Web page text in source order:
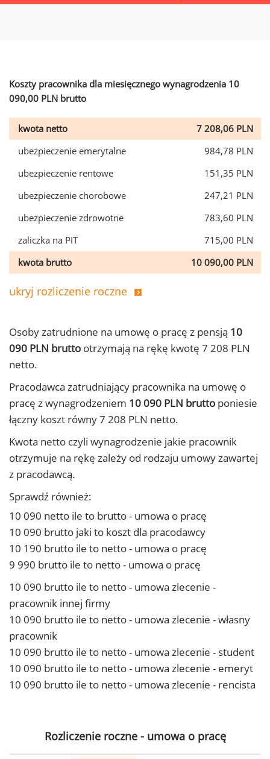
Koszty pracownika dla miesięcznego wynagrodzenia 10
090,00 PLN brutto
kwota netto
7 208,06 PLN
ubezpieczenie emerytalne
984,78 PLN
ubezpieczenie rentowe
151,35 PLN
ubezpieczenie chorobowe
247,21 PLN
ubezpieczenie zdrowotne
783,60 PLN
zaliczka na PIT
715,00 PLN
kwota brutto
10 090,00 PLN
ukryj rozliczenie roczne
Osoby zatrudnione na umowę o pracę z pensją 10
090 PLN brutto otrzymają na rękę kwotę 7 208 PLN
netto.
Pracodawca zatrudniający pracownika na umowę o
pracę z wynagrodzeniem 10 090 PLN brutto poniesie
łączny koszt równy 7 208 PLN netto.
Kwota netto czyli wynagrodzenie jakie pracownik
otrzymuje na rękę zależy od rodzaju umowy zawartej
z pracodawcą.
Sprawdź również:
10 090 netto ile to brutto - umowa o pracę
10 090 brutto jaki to koszt dla pracodawcy
10 190 brutto ile to netto - umowa o pracę
9 990 brutto ile to netto - umowa o pracę
10 090 brutto ile to netto - umowa zlecenie -
pracownik innej firmy
10 090 brutto ile to netto - umowa zlecenie - własny
pracownik
10 090 brutto ile to netto - umowa zlecenie - student
10 090 brutto ile to netto - umowa zlecenie - emeryt
10 090 brutto ile to netto - umowa zlecenie - rencista
Rozliczenie roczne - umowa o pracę